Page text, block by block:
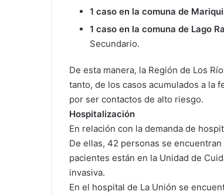
1 caso en la comuna de
1 caso en la comuna de Lago
Secundario.
De esta manera, la Región de Los
tanto, de los casos acumulados a la
por ser contactos de alto riesgo.
Hospitalización
En relación con la demanda de
De ellas, 42 personas se
pacientes están en la Unidad de
invasiva.
En el hospital de La Unión se